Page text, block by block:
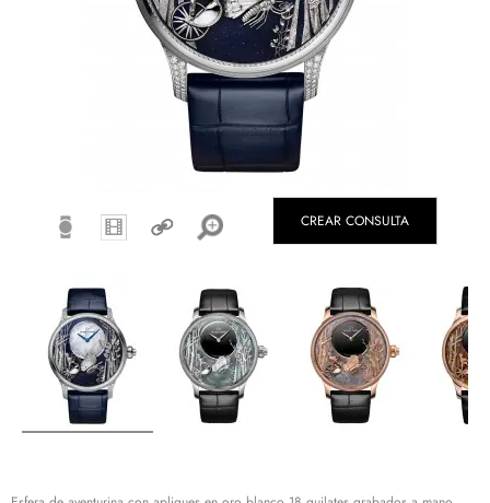
CREAR CONSULTA